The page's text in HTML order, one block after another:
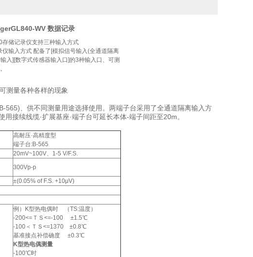
WV 数据记录
储记录仪支持三种输入方式
配备了[模拟信号输入(全通道隔离
入][数字式传感器输入口]的3种输入口、可测
测量各种各样的现象
、供不同测量用途选择使用。两端子台采用了全通道隔离输入方
接续线缆·扩展基座·端子台可延长本体-端子间距至20m。
高耐压·高精度型
端子台:B-565
20mV~100V、1-5 V/F.S.
300Vp-p
±(0.05% of F.S. +10μV)
例）K型热电偶时 （TS:温度）
-200<=ＴＳ<=-100 ±1.5℃
-100＜ＴＳ<=1370 ±0.8℃
基准接点补偿确度 ±0.3℃
K型热电偶测量
-100℃时